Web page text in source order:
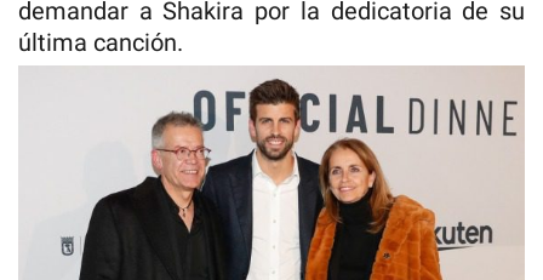
demandar a Shakira por la dedicatoria de su
última canción.